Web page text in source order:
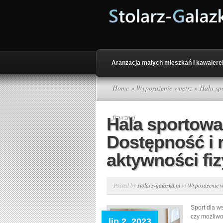
Aranżacja małych mieszkań i
Home » Wyposażenie wnętrz» Hala
fizycznej
Hala
Dostępność i
aktywności
Posted bystolarz-galazka.plin Wyposażenie
Sport dla
czy